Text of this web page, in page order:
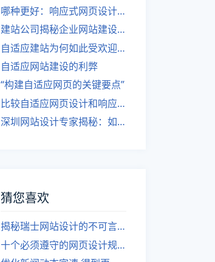
哪种更好：响应式网页设计还是自适应网站？
建站公司揭秘企业网站建设核心原则
自适应建站为何如此受欢迎？
自适应网站建设的利弊
“构建自适应网页的关键要点”
比较自适应网页设计和响应式网站的差异
深圳网站设计专家揭秘：如何实现自适应网页设计
猜您喜欢
揭秘瑞士网站设计的不可言喻之美
十个必须遵守的网页设计规则